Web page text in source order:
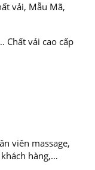
vải, Mẫu Mã,
Chất vải cao cấp
viên massage,
hàng,…